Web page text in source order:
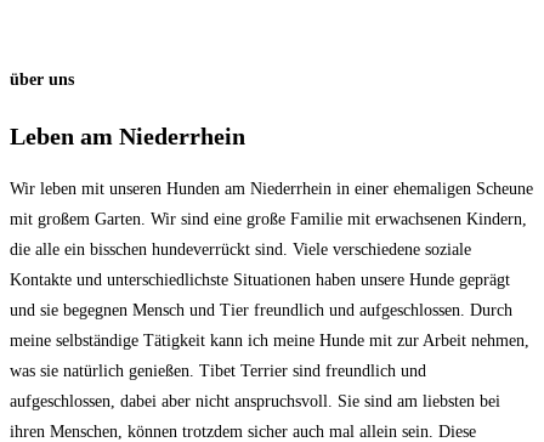
über uns
Leben am Niederrhein
Wir leben mit unseren Hunden am Niederrhein in einer ehemaligen Scheune
mit großem Garten. Wir sind eine große Familie mit erwachsenen Kindern,
die alle ein bisschen hundeverrückt sind. Viele verschiedene soziale
Kontakte und unterschiedlichste Situationen haben unsere Hunde geprägt
und sie begegnen Mensch und Tier freundlich und aufgeschlossen. Durch
meine selbständige Tätigkeit kann ich meine Hunde mit zur Arbeit nehmen,
was sie natürlich genießen. Tibet Terrier sind freundlich und
aufgeschlossen, dabei aber nicht anspruchsvoll. Sie sind am liebsten bei
ihren Menschen, können trotzdem sicher auch mal allein sein. Diese